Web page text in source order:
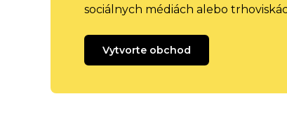
sociálnych médiách alebo
Vytvorte obchod